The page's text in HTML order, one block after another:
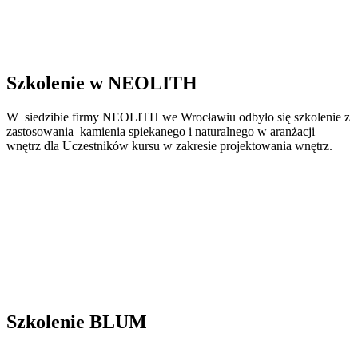
Szkolenie w NEOLITH
W siedzibie firmy NEOLITH we Wrocławiu odbyło się szkolenie z
zastosowania kamienia spiekanego i naturalnego w aranżacji
wnętrz dla Uczestników kursu w zakresie projektowania wnętrz.
Szkolenie BLUM